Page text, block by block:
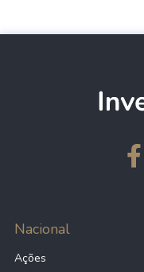
Nacional
Ações